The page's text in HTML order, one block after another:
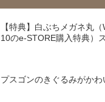
【特典】白ぶちメガネ丸
10のe-STORE購入特典）
プスゴンのきぐるみがかわ